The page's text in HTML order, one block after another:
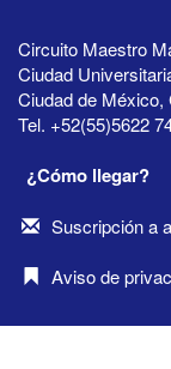
Circuito Maestro
Ciudad
Ciudad de México,
Tel. +52(55)5622
¿Cómo llegar?
Suscripción a
Aviso de